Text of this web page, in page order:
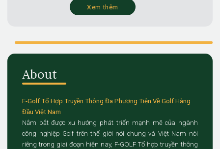
Xem thêm
About
F-Golf Tổ Hợp Truyền Thông Đa Phương Tiện Về Golf Hàng
Đầu Việt Nam
Nắm bắt được xu hướng phát triển mạnh mẽ của ngành
công nghiệp Golf trên thế giới nói chung và Việt Nam nói
riêng trong giai đoạn hiện nay, F-GOLF Tổ hợp truyền thông